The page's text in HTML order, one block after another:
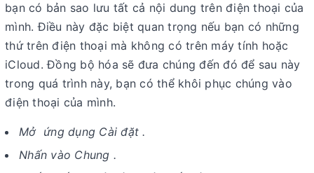
bạn có bản sao lưu tất cả nội dung trên điện thoại của
mình. Điều này đặc biệt quan trọng nếu bạn có những
thứ trên điện thoại mà không có trên máy tính hoặc
iCloud. Đồng bộ hóa sẽ đưa chúng đến đó để sau này
trong quá trình này, bạn có thể khôi phục chúng vào
điện thoại của mình.
Mở ứng dụng Cài đặt .
Nhấn vào Chung .